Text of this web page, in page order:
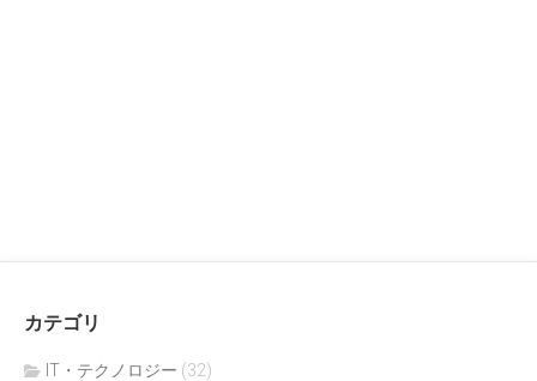
カテゴリ
IT・テクノロジー (32)